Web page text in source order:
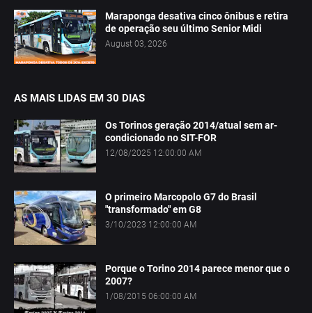
Maraponga desativa cinco ônibus e retira
de operação seu último Senior Midi
August 03, 2026
AS MAIS LIDAS EM 30 DIAS
Os Torinos geração 2014/atual sem ar-
condicionado no SIT-FOR
12/08/2025 12:00:00 AM
O primeiro Marcopolo G7 do Brasil
"transformado" em G8
3/10/2023 12:00:00 AM
Porque o Torino 2014 parece menor que o
2007?
1/08/2015 06:00:00 AM